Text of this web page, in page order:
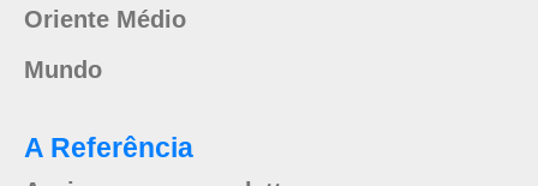
Oriente Médio
Mundo
A Referência